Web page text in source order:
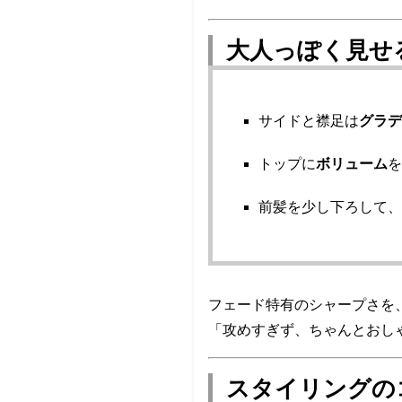
大人っぽく見せ
サイドと襟足はグラ
トップにボリューム
前髪を少し下ろして、
フェード特有のシャープさを
「攻めすぎず、ちゃんとお
スタイリングの